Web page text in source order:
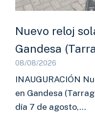
Nuevo reloj
Gandesa
08/08/2026
INAUGURACIÓN
en Gandesa
día 7 de agosto,…